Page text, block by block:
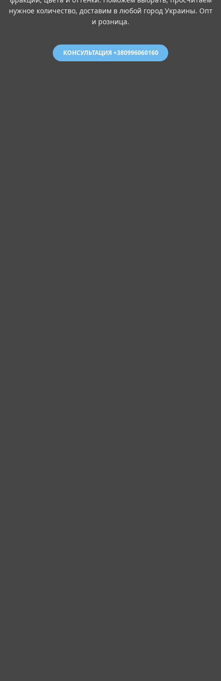
нужное количество, доставим в любой город Украины. Опт
и розница.
КОНСУЛЬТАЦИЯ +380996060160